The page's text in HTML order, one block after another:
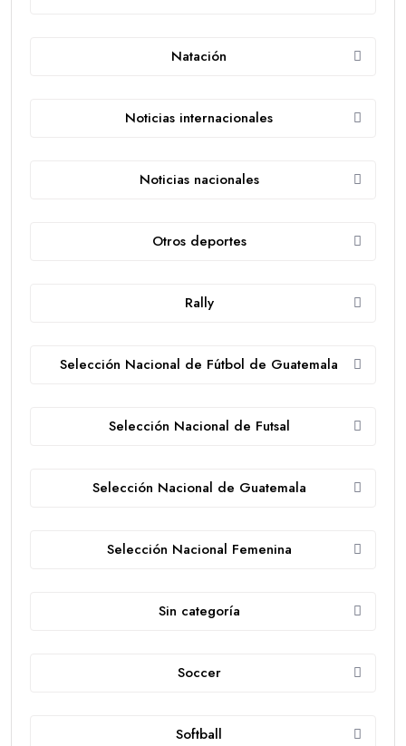
Natación
Noticias internacionales
Noticias nacionales
Otros deportes
Rally
Selección Nacional de Fútbol de Guatemala
Selección Nacional de Futsal
Selección Nacional de Guatemala
Selección Nacional Femenina
Sin categoría
Soccer
Softball